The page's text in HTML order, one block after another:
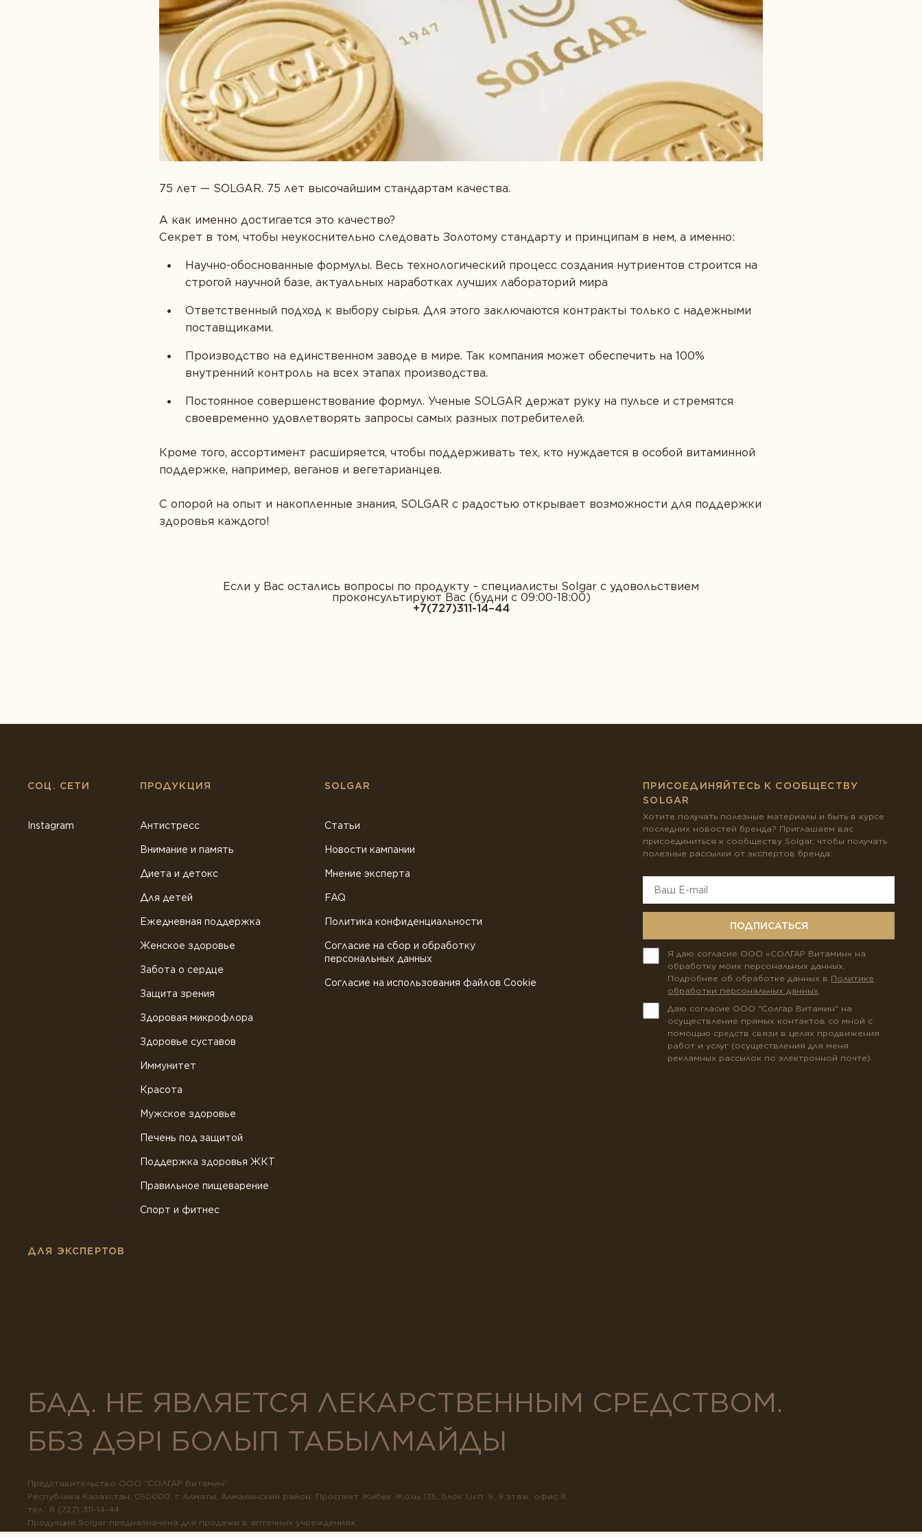
Здоровая микрофлора
Правильное пищеварение
Спорт и фитнес
75 лет — SOLGAR. 75 лет высочайшим стандартам качества.
А как именно достигается это качество?
Секрет в том, чтобы неукоснительно следовать Золотому стандарту и принципам в нем, а именно:
Научно-обоснованные формулы. Весь технологический процесс создания нутриентов строится на
строгой научной базе, актуальных наработках лучших лабораторий мира
Ответственный подход к выбору сырья. Для этого заключаются контракты только с надежными
поставщиками.
Производство на единственном заводе в мире. Так компания может обеспечить на 100%
внутренний контроль на всех этапах производства.
Постоянное совершенствование формул. Ученые SOLGAR держат руку на пульсе и стремятся
своевременно удовлетворять запросы самых разных потребителей.
Кроме того, ассортимент расширяется, чтобы поддерживать тех, кто нуждается в особой витаминной
поддержке, например, веганов и вегетарианцев.
С опорой на опыт и накопленные знания, SOLGAR c радостью открывает возможности для поддержки
здоровья каждого!
Если у Вас остались вопросы по продукту – специалисты Solgar c удовольствием
проконсультируют Вас (будни с 09:00-18:00)
+7(727)311-14–44
СОЦ. СЕТИ
Instagram
ПРОДУКЦИЯ
Антистресс
Внимание и память
Диета и детокс
Для детей
Ежедневная поддержка
Женское здоровье
Забота о сердце
Защита зрения
Здоровая микрофлора
Здоровье суставов
Иммунитет
Красота
Мужское здоровье
Печень под защитой
Поддержка здоровья ЖКТ
Правильное пищеварение
Спорт и фитнес
SOLGAR
Статьи
Новости кампании
Мнение эксперта
FAQ
Политика конфиденциальности
Согласие на сбор и обработку
персональных данных
Согласие на использования файлов Cookie
ДЛЯ ЭКСПЕРТОВ
ПРИСОЕДИНЯЙТЕСЬ К СООБЩЕСТВУ
SOLGAR
Хотите получать полезные материалы и быть в курсе
последних новостей бренда? Приглашаем вас
присоединиться к сообществу Solgar, чтобы получать
полезные рассылки от экспертов бренда:
ПОДПИСАТЬСЯ
Я даю согласие ООО «СОЛГАР Витамин» на
обработку моих персональных данных.
Подробнее об обработке данных в Политике
обработки персональных данных.
Даю согласие ООО "Солгар Витамин" на
осуществление прямых контактов со мной с
помощью средств связи в целях продвижения
работ и услуг (осуществления для меня
рекламных рассылок по электронной почте).
БАД. НЕ ЯВЛЯЕТСЯ ЛЕКАРСТВЕННЫМ СРЕДСТВОМ.
ББЗ ДӘРІ БОЛЫП ТАБЫЛМАЙДЫ
Представительство ООО “СОЛГАР Витамин”
Республика Казахстан, 050000, г. Алматы, Алмалинский район, Проспект Жибек Жолы 135, блок 1,н.п. 9, 9 этаж, офис 8.
тел.: 8 (727) 311-14-44
Продукция Solgar предназначена для продажи в аптечных учреждениях.